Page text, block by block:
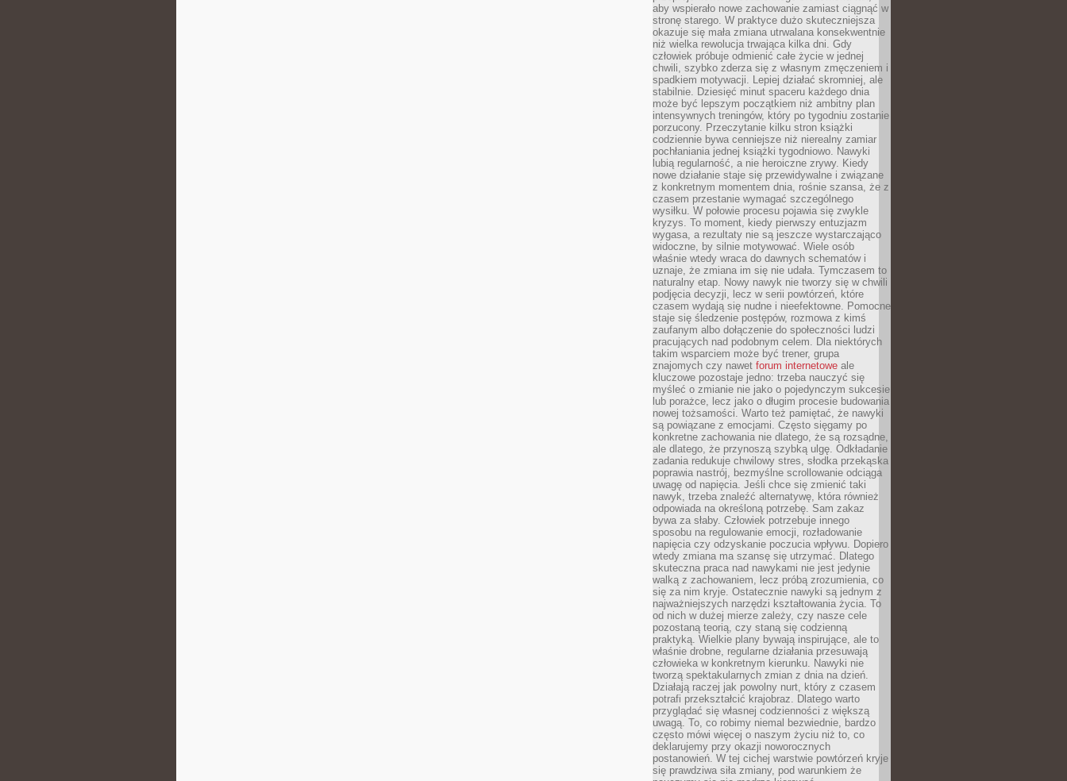
aby wspierało nowe zachowanie zamiast ciągnąć w
stronę starego. W praktyce dużo skuteczniejsza
okazuje się mała zmiana utrwalana konsekwentnie
niż wielka rewolucja trwająca kilka dni. Gdy
człowiek próbuje odmienić całe życie w jednej
chwili, szybko zderza się z własnym zmęczeniem i
spadkiem motywacji. Lepiej działać skromniej, ale
stabilnie. Dziesięć minut spaceru każdego dnia
może być lepszym początkiem niż ambitny plan
intensywnych treningów, który po tygodniu zostanie
porzucony. Przeczytanie kilku stron książki
codziennie bywa cenniejsze niż nierealny zamiar
pochłaniania jednej książki tygodniowo. Nawyki
lubią regularność, a nie heroiczne zrywy. Kiedy
nowe działanie staje się przewidywalne i związane
z konkretnym momentem dnia, rośnie szansa, że z
czasem przestanie wymagać szczególnego
wysiłku. W połowie procesu pojawia się zwykle
kryzys. To moment, kiedy pierwszy entuzjazm
wygasa, a rezultaty nie są jeszcze wystarczająco
widoczne, by silnie motywować. Wiele osób
właśnie wtedy wraca do dawnych schematów i
uznaje, że zmiana im się nie udała. Tymczasem to
naturalny etap. Nowy nawyk nie tworzy się w chwili
podjęcia decyzji, lecz w serii powtórzeń, które
czasem wydają się nudne i nieefektowne. Pomocne
staje się śledzenie postępów, rozmowa z kimś
zaufanym albo dołączenie do społeczności ludzi
pracujących nad podobnym celem. Dla niektórych
takim wsparciem może być trener, grupa
znajomych czy nawet forum internetowe ale
kluczowe pozostaje jedno: trzeba nauczyć się
myśleć o zmianie nie jako o pojedynczym sukcesie
lub porażce, lecz jako o długim procesie budowania
nowej tożsamości. Warto też pamiętać, że nawyki
są powiązane z emocjami. Często sięgamy po
konkretne zachowania nie dlatego, że są rozsądne,
ale dlatego, że przynoszą szybką ulgę. Odkładanie
zadania redukuje chwilowy stres, słodka przekąska
poprawia nastrój, bezmyślne scrollowanie odciąga
uwagę od napięcia. Jeśli chce się zmienić taki
nawyk, trzeba znaleźć alternatywę, która również
odpowiada na określoną potrzebę. Sam zakaz
bywa za słaby. Człowiek potrzebuje innego
sposobu na regulowanie emocji, rozładowanie
napięcia czy odzyskanie poczucia wpływu. Dopiero
wtedy zmiana ma szansę się utrzymać. Dlatego
skuteczna praca nad nawykami nie jest jedynie
walką z zachowaniem, lecz próbą zrozumienia, co
się za nim kryje. Ostatecznie nawyki są jednym z
najważniejszych narzędzi kształtowania życia. To
od nich w dużej mierze zależy, czy nasze cele
pozostaną teorią, czy staną się codzienną
praktyką. Wielkie plany bywają inspirujące, ale to
właśnie drobne, regularne działania przesuwają
człowieka w konkretnym kierunku. Nawyki nie
tworzą spektakularnych zmian z dnia na dzień.
Działają raczej jak powolny nurt, który z czasem
potrafi przekształcić krajobraz. Dlatego warto
przyglądać się własnej codzienności z większą
uwagą. To, co robimy niemal bezwiednie, bardzo
często mówi więcej o naszym życiu niż to, co
deklarujemy przy okazji noworocznych
postanowień. W tej cichej warstwie powtórzeń kryje
się prawdziwa siła zmiany, pod warunkiem że